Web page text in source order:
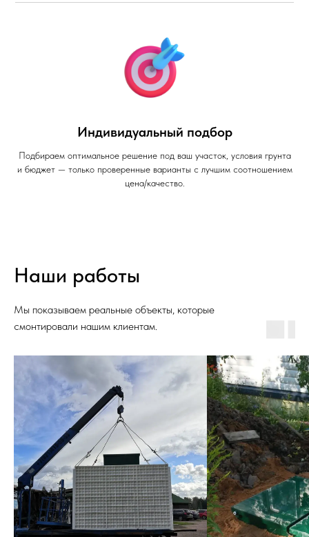
Индивидуальный подбор
Подбираем оптимальное решение под ваш участок, условия грунта
и бюджет — только проверенные варианты с лучшим соотношением
цена/качество.
Наши работы
Мы показываем реальные объекты, которые
смонтировали нашим клиентам.